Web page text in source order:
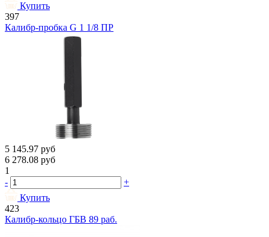
Купить
397
Калибр-пробка G 1 1/8 ПР
5 145.97 руб
6 278.08 руб
1
-
+
Купить
423
Калибр-кольцо ГБВ 89 раб.